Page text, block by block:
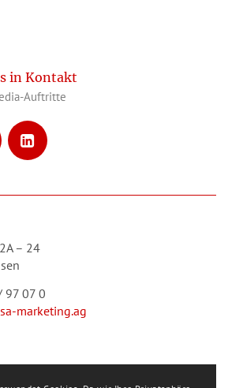
in Kontakt
Auftritte
– 24
97 07 0
marketing.ag